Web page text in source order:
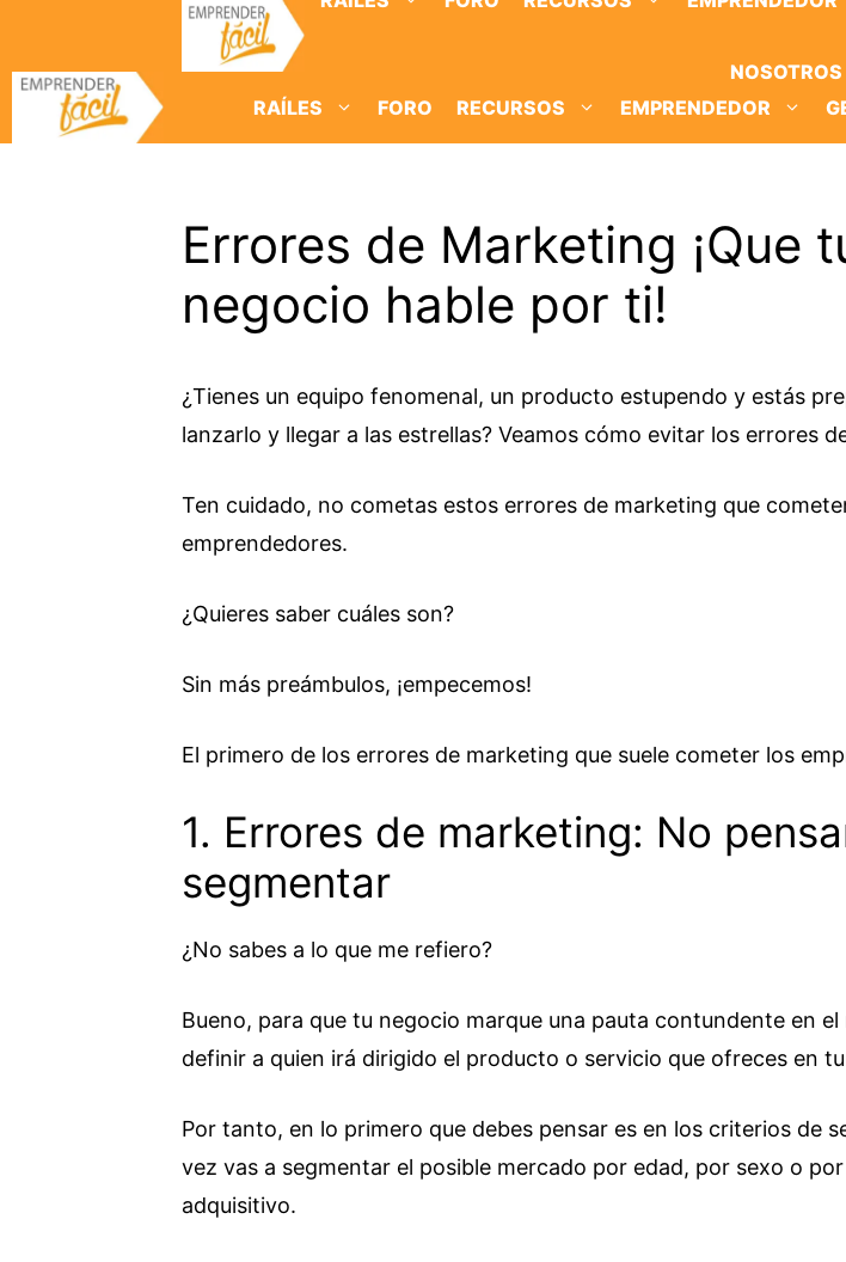
contenido
NOSOTROS
RAÍLES
FORO RECURSOS EMPRENDEDOR
Errores de Marketing ¡Que
negocio hable por ti!
¿Tienes un equipo fenomenal, un producto estupendo y estás
lanzarlo y llegar a las estrellas? Veamos cómo evitar los errores
Ten cuidado, no cometas estos errores de marketing que
emprendedores.
¿Quieres saber cuáles son?
Sin más preámbulos, ¡empecemos!
El primero de los errores de marketing que suele cometer los
1. Errores de marketing: No
segmentar
¿No sabes a lo que me refiero?
Bueno, para que tu negocio marque una pauta contundente en
definir a quien irá dirigido el producto o servicio que ofreces en
Por tanto, en lo primero que debes pensar es en los criterios de
vez vas a segmentar el posible mercado por edad, por sexo o
adquisitivo.